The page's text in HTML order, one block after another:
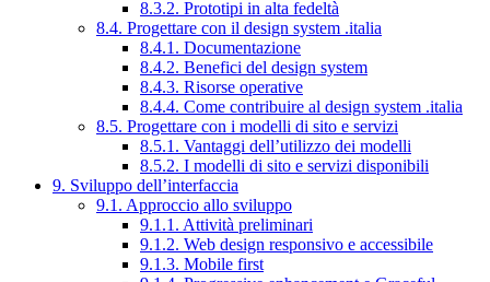
8.3.2. Prototipi in alta fedeltà
8.4. Progettare con il design system .italia
8.4.1. Documentazione
8.4.2. Benefici del design system
8.4.3. Risorse operative
8.4.4. Come contribuire al design system .italia
8.5. Progettare con i modelli di sito e servizi
8.5.1. Vantaggi dell’utilizzo dei modelli
8.5.2. I modelli di sito e servizi disponibili
9. Sviluppo dell’interfaccia
9.1. Approccio allo sviluppo
9.1.1. Attività preliminari
9.1.2. Web design responsivo e accessibile
9.1.3. Mobile first